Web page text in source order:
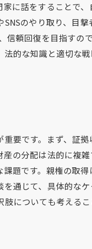
に話をすることで、
のやり取り、目
信頼回復を目指すの
的な知識と適切な戦
要です。まず、証
の分配は法的に複
題です。親権の取
通じて、具体的な
についても考える